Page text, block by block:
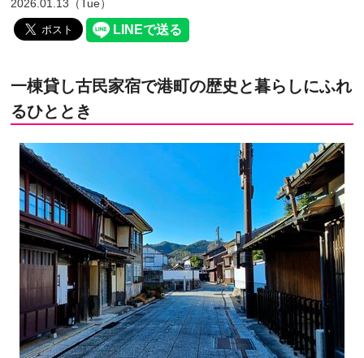
2026.01.13（Tue）
一棟貸し古民家宿で港町の歴史と暮らしにふれ
るひととき